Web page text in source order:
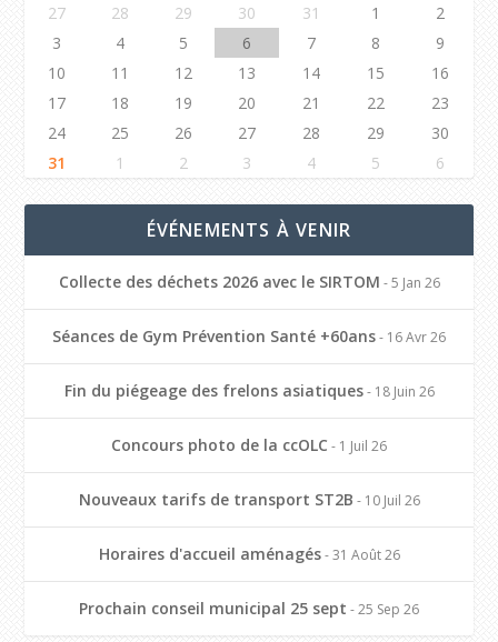
27
28 29 30 31 1
2
3
4 5 6 7 8
9
10
11 12 13 14 15
16
17
18 19 20 21 22
23
24
25 26 27 28 29
30
31
1 2 3 4 5 6
ÉVÉNEMENTS À VENIR
Collecte des déchets 2026 avec le SIRTOM - 5 Jan 26
Séances de Gym Prévention Santé +60ans- 16 Avr 26
Fin du piégeage des frelons asiatiques- 18 Juin 26
Concours photo de la ccOLC - 1 Juil 26
Nouveaux tarifs de transport ST2B - 10 Juil 26
Horaires d'accueil aménagés- 31 Août 26
Prochain conseil municipal 25 sept - 25 Sep 26